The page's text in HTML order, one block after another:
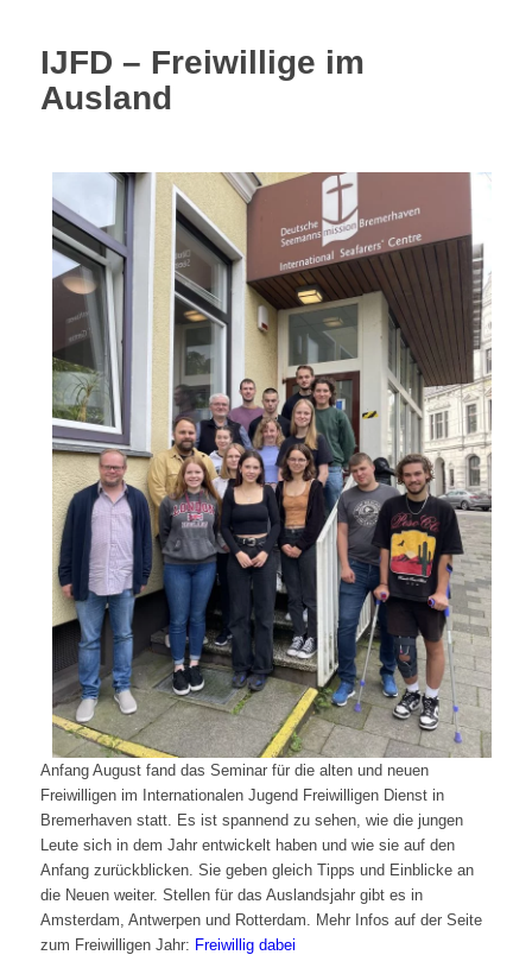
IJFD – Freiwillige im
Ausland
Anfang August fand das Seminar für die alten und neuen
Freiwilligen im Internationalen Jugend Freiwilligen Dienst in
Bremerhaven statt. Es ist spannend zu sehen, wie die jungen
Leute sich in dem Jahr entwickelt haben und wie sie auf den
Anfang zurückblicken. Sie geben gleich Tipps und Einblicke an
die Neuen weiter. Stellen für das Auslandsjahr gibt es in
Amsterdam, Antwerpen und Rotterdam. Mehr Infos auf der Seite
zum Freiwilligen Jahr: Freiwillig dabei